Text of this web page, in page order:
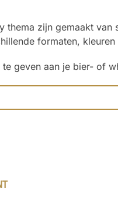
thema zijn gemaakt
formaten,
geven aan je bier- of